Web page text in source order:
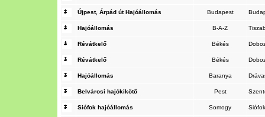
Újpest, Árpád út Hajóállomás Budapest
Hajóállomás B-A-Z
Révátkelő Békés
Révátkelő Békés
Hajóállomás Baranya
Belvárosi hajókikötő Pest
Siófok hajóállomás Somogy